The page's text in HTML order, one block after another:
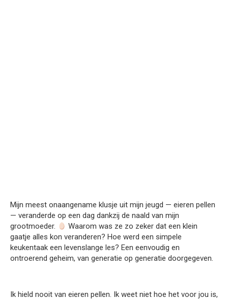
Mijn meest onaangename klusje uit mijn jeugd — eieren pellen
— veranderde op een dag dankzij de naald van mijn
grootmoeder.
Waarom was ze zo zeker dat een klein
gaatje alles kon veranderen? Hoe werd een simpele
keukentaak een levenslange les? Een eenvoudig en
ontroerend geheim, van generatie op generatie doorgegeven.
Ik hield nooit van eieren pellen. Ik weet niet hoe het voor jou is,